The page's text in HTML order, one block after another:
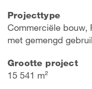
Projecttype
Commerciële bouw,
met gemengd
Grootte project
15 541 m²